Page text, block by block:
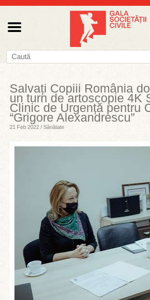
Salvați Copiii România
un turn de artoscopie 4K
Clinic de Urgență pentru
“Grigore Alexandrescu”
21 Feb 2022 / Sănătate